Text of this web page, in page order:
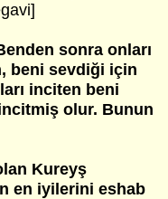
sonra onları
beni sevdiği için
inciten beni
olur. Bunun
Kureyş
en iyilerini eshab